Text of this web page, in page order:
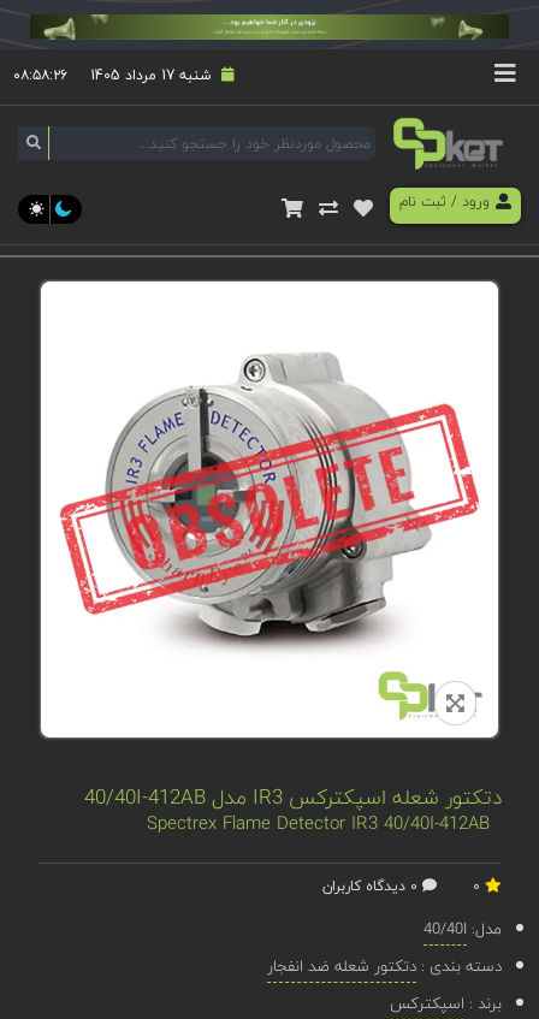
شنبه 17 مرداد 1405 ۰۸:۵۸:۲۷
ورود/ ثبت نام
دتکتور شعله اسپکترکس IR3 مدل 40/40I-412AB
Spectrex Flame Detector IR3 40/40I-412AB
مدل: 40/40I
دسته بندی :دتکتور شعله ضد انفجار
برند : اسپکترکس